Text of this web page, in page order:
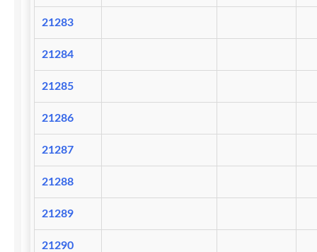
21283
21284
21285
21286
21287
21288
21289
21290